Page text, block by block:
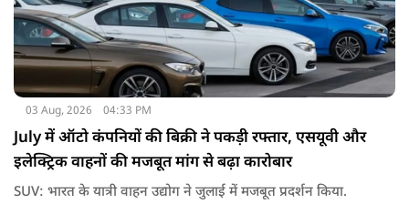
03 Aug, 2026 04:33 PM
July में ऑटो कंपनियों की बिक्री ने पकड़ी रफ्तार, एसयूवी और
इलेक्ट्रिक वाहनों की मजबूत मांग से बढ़ा कारोबार
SUV: भारत के यात्री वाहन उद्योग ने जुलाई में मजबूत प्रदर्शन किया.